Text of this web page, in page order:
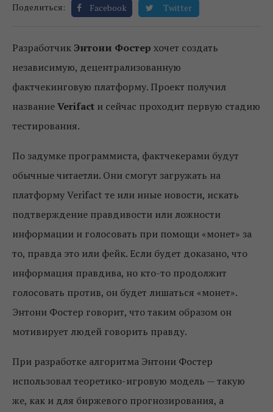
Поделиться: Facebook Twitter
Разработчик Энтони Фостер хочет создать
независимую, децентрализованную
фактчекинговую платформу. Проект получил
названиеVerifact и сейчас проходит первую стадию
тестирования.
По задумке программиста, фактчекерами будут
обычные читаетли. Они смогут загружать на
платформу Verifact те или иные новости, искать
подтверждение правдивости или ложности
информации и голосовать при помощи «монет» за
то, правда это или фейк. Если будет доказано, что
информация правдива, но кто-то продолжит
голосовать против, он будет лишаться «монет».
Энтони Фостер говорит, что таким образом он
мотивирует людей говорить правду.
При разработке алгоритма Энтони Фостер
использовал теоретико-игровую модель — такую
же, как и для биржевого прогнозирования, а